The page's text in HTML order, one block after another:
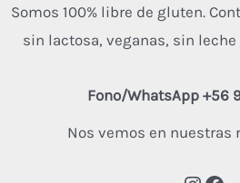
Somos 100% libre de gluten.
sin lactosa, veganas, sin
Fono/WhatsApp +56
Nos vemos en nuestras